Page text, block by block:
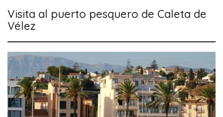
Visita al puerto pesquero de Caleta de
Vélez